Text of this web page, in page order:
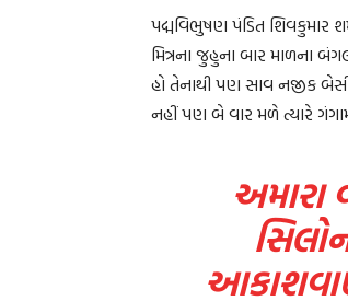
પદ્મવિભુષણ પંડિત શિવકુમાર
મિત્રના જુહુના બાર માળના
હો તેનાથી પણ સાવ નજીક
નહીં પણ બે વાર મળે ત્યારે
અમારા